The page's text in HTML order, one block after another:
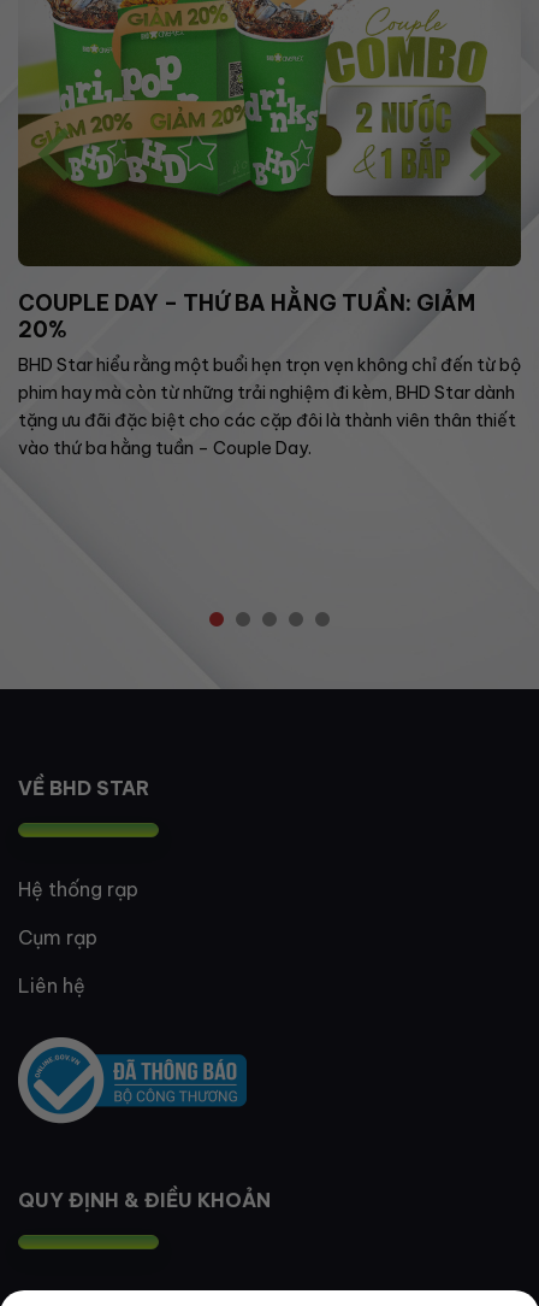
COUPLE DAY – THỨ BA HẰNG TUẦN: GIẢM
20%
BHD Star hiểu rằng một buổi hẹn trọn vẹn không chỉ đến từ bộ
phim hay mà còn từ những trải nghiệm đi kèm, BHD Star dành
tặng ưu đãi đặc biệt cho các cặp đôi là thành viên thân thiết
vào thứ ba hằng tuần – Couple Day.
VỀ BHD STAR
Hệ thống rạp
Cụm rạp
Liên hệ
QUY ĐỊNH & ĐIỀU KHOẢN
Quy định thành viên